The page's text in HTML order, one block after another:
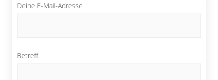
Deine E-Mail-Adresse
Betreff